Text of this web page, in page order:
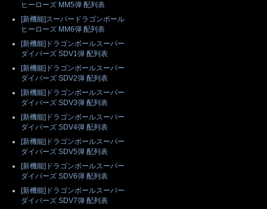
ヒーローズ MM5弾 配列表
[新機能]スーパードラゴンボール
ヒーローズ MM6弾 配列表
[新機能]ドラゴンボールスーパー
ダイバーズ SDV1弾 配列表
[新機能]ドラゴンボールスーパー
ダイバーズ SDV2弾 配列表
[新機能]ドラゴンボールスーパー
ダイバーズ SDV3弾 配列表
[新機能]ドラゴンボールスーパー
ダイバーズ SDV4弾 配列表
[新機能]ドラゴンボールスーパー
ダイバーズ SDV5弾 配列表
[新機能]ドラゴンボールスーパー
ダイバーズ SDV6弾 配列表
[新機能]ドラゴンボールスーパー
ダイバーズ SDV7弾 配列表